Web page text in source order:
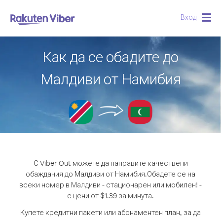
Вход
Как да се обадите до
Малдиви от Намибия
С Viber Out можете да направите качествени
обаждания до Малдиви от Намибия.Обадете се на
всеки номер в Малдиви - стационарен или мобилен! -
с цени от $1.39 за минута.
Купете кредитни пакети или абонаментен план, за да